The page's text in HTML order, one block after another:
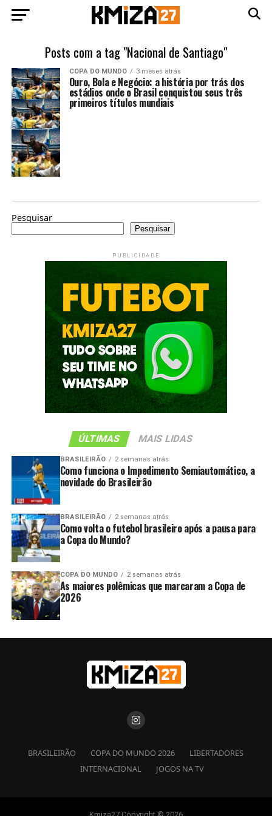
Posts com a tag "Nacional de Santiago"
COPA DO MUNDO 3 meses atrás
Ouro, Bola e Negócio: a história por trás dos
estádios onde o Brasil conquistou seus três
primeiros títulos mundiais
Pesquisar
Pesquisar
PUBLICIDADE
ÚLTIMAS MAIS LIDAS
BRASILEIRÃO 2 semanas atrás
Como funciona o Impedimento Semiautomático, a
novidade do Brasileirão
BRASILEIRÃO 2 semanas atrás
Como volta o futebol brasileiro após a pausa para
a Copa do Mundo?
COPA DO MUNDO 2 semanas atrás
As maiores polêmicas que marcaram a Copa de
2026
BRASILEIRÃO COPA DO MUNDO 2026
LIBERTADORES
INTERNACIONAL
JOGOS NA TV